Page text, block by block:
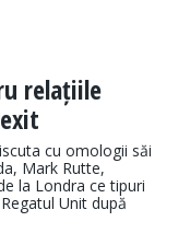
relațiile
cu omologii săi
Mark Rutte,
la Londra ce tipuri
Unit după